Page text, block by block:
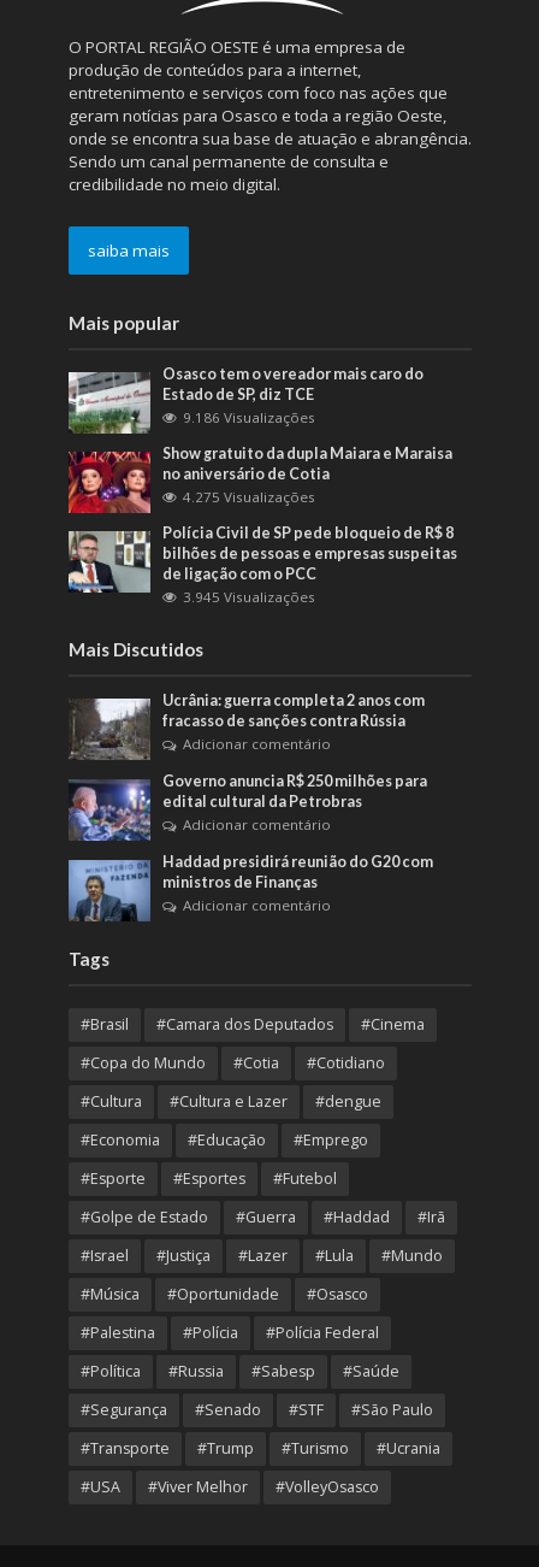
O PORTAL REGIÃO OESTE é uma empresa de
produção de conteúdos para a internet,
entretenimento e serviços com foco nas ações que
geram notícias para Osasco e toda a região Oeste,
onde se encontra sua base de atuação e abrangência.
Sendo um canal permanente de consulta e
credibilidade no meio digital.
saiba mais
Mais popular
Osasco tem o vereador mais caro do
Estado de SP, diz TCE
9.186 Visualizações
Show gratuito da dupla Maiara e Maraisa
no aniversário de Cotia
4.275 Visualizações
Polícia Civil de SP pede bloqueio de R$ 8
bilhões de pessoas e empresas suspeitas
de ligação com o PCC
3.945 Visualizações
Mais Discutidos
Ucrânia: guerra completa 2 anos com
fracasso de sanções contra Rússia
Adicionar comentário
Governo anuncia R$ 250 milhões para
edital cultural da Petrobras
Adicionar comentário
Haddad presidirá reunião do G20 com
ministros de Finanças
Adicionar comentário
Tags
#Brasil #Camara dos Deputados
#Cinema
#Copa do Mundo
#Cotia
#Cotidiano
#Cultura
#Cultura e Lazer
#dengue
#Economia
#Educação
#Emprego
#Esporte
#Esportes
#Futebol
#Golpe de Estado
#Guerra #Haddad
#Irã
#Israel
#Justiça #Lazer #Lula
#Mundo
#Música
#Oportunidade
#Osasco
#Palestina
#Polícia
#Polícia Federal
#Política
#Russia #Sabesp
#Saúde
#Segurança
#Senado #STF
#São Paulo
#Transporte
#Trump #Turismo
#Ucrania
#USA
#Viver Melhor #VolleyOsasco